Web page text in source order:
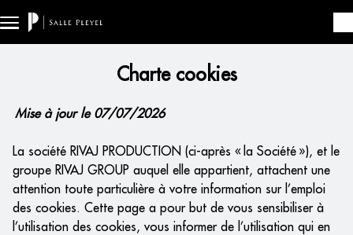
Aller au contenu principal
Charte cookies
Mise à jour le 07/07/2026
La société RIVAJ PRODUCTION (ci-après « la Société »), et le
groupe RIVAJ GROUP auquel elle appartient, attachent une
attention toute particulière à votre information sur l’emploi
des cookies. Cette page a pour but de vous sensibiliser à
l’utilisation des cookies, vous informer de l’utilisation qui en